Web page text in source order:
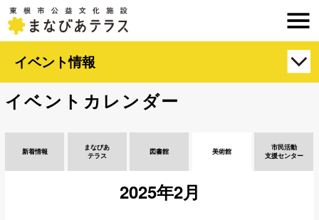
イベント情報
イベントカレンダー
新着情報
まなびあ
テラス
図書館 美術館
市民活動
支援センター
2025年2月